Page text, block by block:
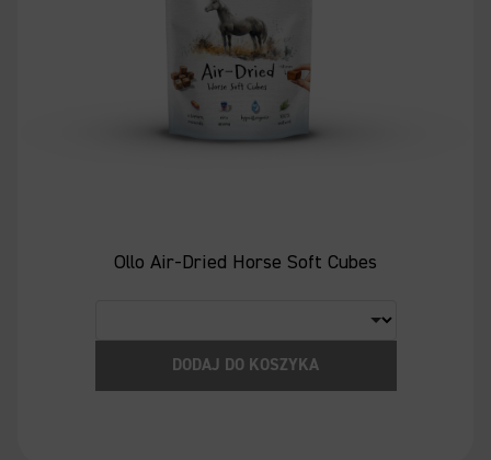
Ollo Air-Dried Horse Soft Cubes
DODAJ DO KOSZYKA